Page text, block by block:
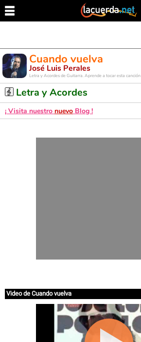
Cuando vuelva
José Luis Perales
Letra y Acordes de Guitarra. Aprende a tocar esta canción
Letra y Acordes
¡ Visita nuestro nuevo Blog !
Video de Cuando vuelva